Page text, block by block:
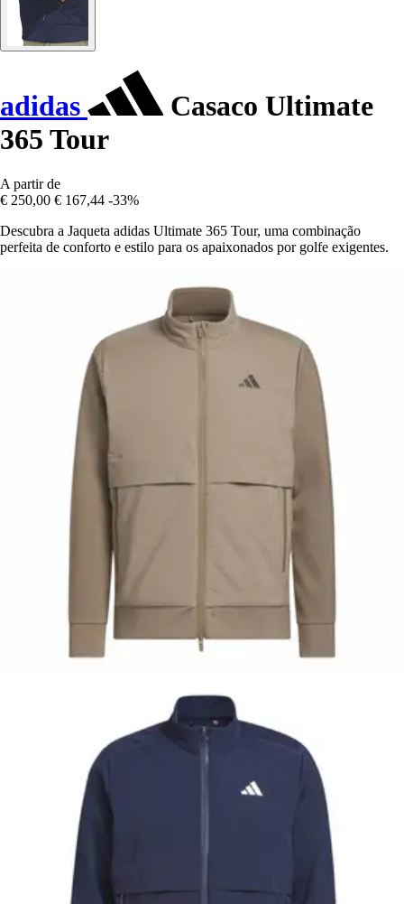
adidas
Casaco Ultimate
365 Tour
A partir de
€ 250,00 € 167,44 -33%
Descubra a Jaqueta adidas Ultimate 365 Tour, uma combinação
perfeita de conforto e estilo para os apaixonados por golfe exigentes.